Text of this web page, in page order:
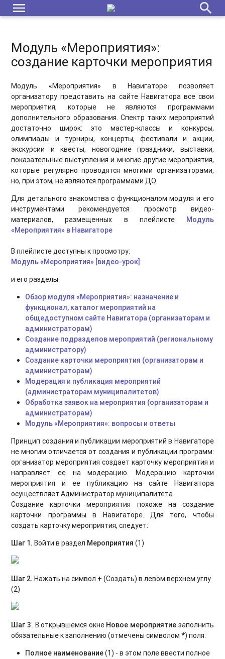
menu search
Модуль «Мероприятия»:
создание карточки мероприятия
Модуль «Мероприятия» в Навигаторе позволяет
организатору представить на сайте Навигатора все свои
мероприятия, которые не являются программами
дополнительного образования. Спектр таких мероприятий
достаточно широк: это мастер-классы и конкурсы,
олимпиады и турниры, концерты, фестивали и акции,
экскурсии и квесты, новогодние праздники, выставки,
показательные выступления и многие другие мероприятия,
которые регулярно проводятся многими организаторами,
но, при этом, не являются программами ДО.
Для детального знакомства с функционалом модуля и его
инструментами рекомендуется просмотр видео-
материалов, размещенных в плейлисте Модуль
«Мероприятия» в Навигаторе
В плейлисте доступны к просмотру:
Модуль «Мероприятия» [видео-урок]
и его разделы:
Обзор модуля «Мероприятия»: назначение и
функционал, каталог мероприятий на
общедоступном сайте Навигатора (организаторам и
администраторам)
Создание подразделов мероприятий (региональному
администратору)
Создание карточки мероприятия (организаторам и
администраторам)
Модерация и публикация мероприятий
(администраторам муниципалитетов)
Обработка заявок на мероприятия (организаторам и
администраторам)
Модуль «Мероприятия»: вопросы и ответы
Принцип создания и публикации мероприятий в Навигаторе
не многим отличается от создания и публикации программ:
организатор мероприятия создает карточку мероприятия и
направляет ее на модерацию. Модерацию карточки
мероприятия и ее публикацию на сайте Навигатора
осуществляет Администратор муниципалитета.
Создание карточки мероприятия похоже на создание
карточки программы в Навигаторе. Для того, чтобы
создать карточку мероприятия, следует:
Шаг 1.Войти в раздел Мероприятия(1)
Шаг 2.Нажать на символ +(Создать) в левом верхнем углу
(2)
Шаг 3. В открывшемся окне Новое мероприятие заполнить
обязательные к заполнению (отмечены символом*) поля:
Полное наименование(1) - в этом поле ввести полное